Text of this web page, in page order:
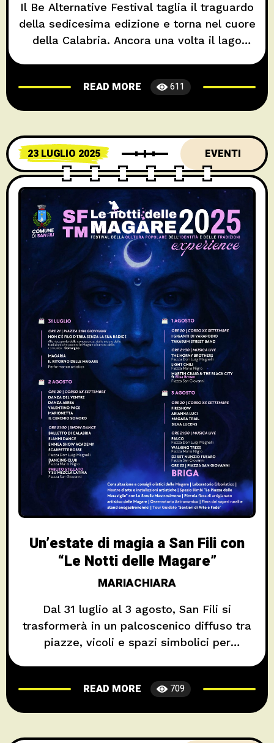
Il Be Alternative Festival taglia il traguardo
della sedicesima edizione e torna nel cuore
della Calabria. Ancora una volta il lago
ormai l’estate della Sila, attirando
racchiude una kermesse unica nel
panorama calabrese, fissata per il
READ MORE 611
23 LUGLIO 2025 EVENTI
Un’estate di magia a San Fili con
“Le Notti delle Magare”
MARIACHIARA
Dal 31 luglio al 3 agosto, San Fili si
trasformerà in un palcoscenico diffuso tra
piazze, vicoli e spazi simbolici per
leggenda e cultura popolare calabrese. Si
parte il 31 luglio con il convegno di apertura
READ MORE 709